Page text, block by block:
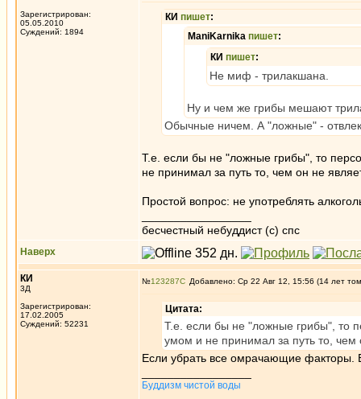
Зарегистрирован:
05.05.2010
Суждений: 1894
КИ пишет:
ManiKarnika пишет:
КИ пишет:
Не миф - трилакшана.
Ну и чем же грибы мешают
Обычные ничем. А "ложные" -
Т.е. если бы не "ложные грибы", то
не принимал за путь то, чем он не
Простой вопрос: не употреблять
бесчестный небуддист (с) спс
Наверх
КИ
3Д
Зарегистрирован:
17.02.2005
Суждений: 52231
№123287 Добавлено: Ср 22 Авг 12, 15:56 (14 лет
Цитата:
Т.е. если бы не "ложные грибы", то
умом и не принимал за путь то, чем
Если убрать все омрачающие факторы.
Буддизм чистой воды